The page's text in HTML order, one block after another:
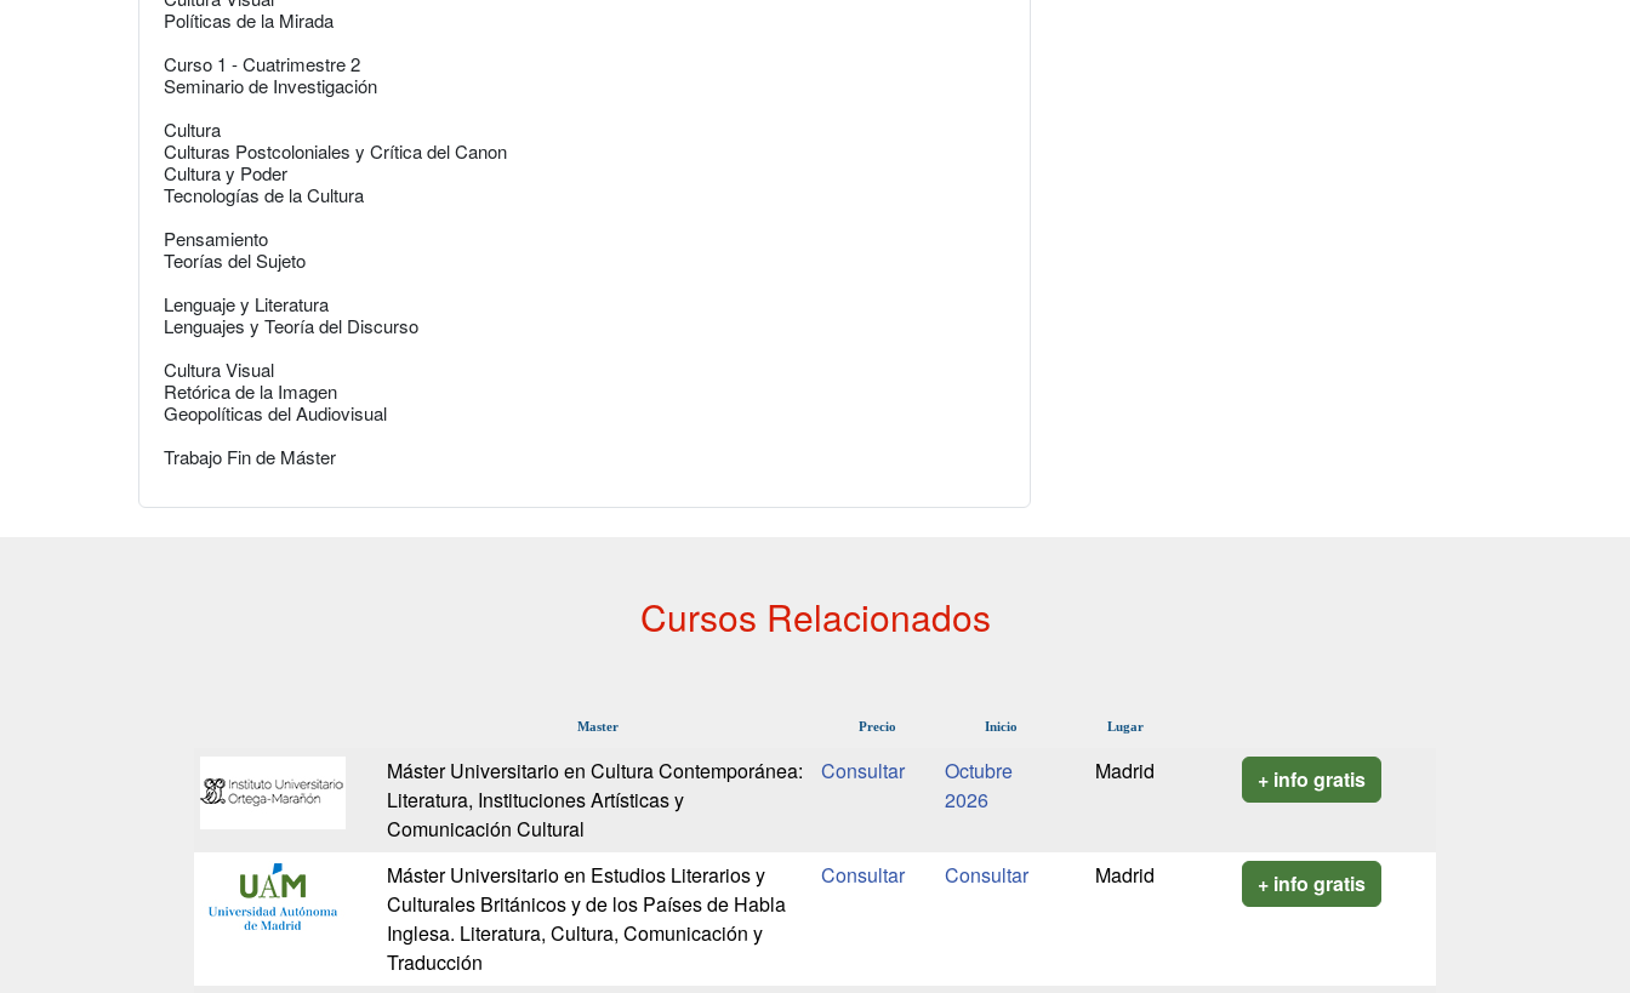
Políticas de la Mirada
Curso 1 - Cuatrimestre 2
Seminario de Investigación
Cultura
Culturas Postcoloniales y Crítica del Canon
Cultura y Poder
Tecnologías de la Cultura
Pensamiento
Teorías del Sujeto
Lenguaje y Literatura
Lenguajes y Teoría del Discurso
Cultura Visual
Retórica de la Imagen
Geopolíticas del Audiovisual
Trabajo Fin de Máster
Cursos Relacionados
Master Precio Inicio Lugar
Máster Universitario en Cultura Contemporánea:
Literatura, Instituciones Artísticas y
Comunicación Cultural
Octubre
2026
Madrid + info gratis
Máster Universitario en Estudios Literarios y
Culturales Británicos y de los Países de Habla
Inglesa. Literatura, Cultura, Comunicación y
Traducción
Madrid + info gratis